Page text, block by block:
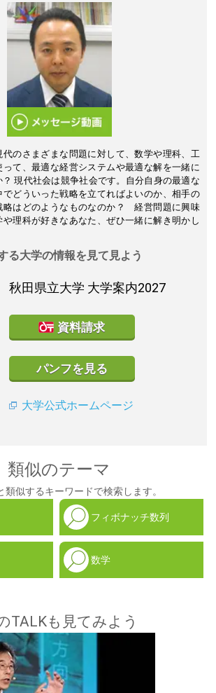
のさまざまな問題に対して、数学や理科、工
て、最適な経営システムや最適な解を一緒に
現代社会は競争社会です。自分自身の最適な
どういった戦略を立てればよいのか、相手の
略はどのようなものなのか？ 経営問題に興味
理科が好きなあなた、ぜひ一緒に解き明かし
る大学の情報を見て見よう
秋田県立大学 大学案内2027
資料請求
パンフを見る
大学公式ホームページ
類似のテーマ
類似するキーワードで検索します。
フィボナッチ数列
数学
TALKも見てみよう